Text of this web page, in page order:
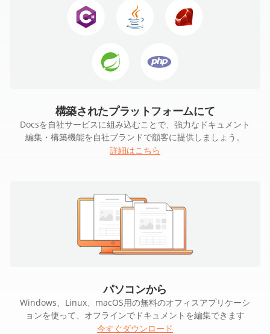
構築されたプラットフォームにて
Docsを自社サービスに組み込むことで、強力なドキュメント
編集・構築機能を自社ブランドで顧客に提供しましょう。
詳細はこちら
パソコンから
Windows、Linux、macOS用の無料のオフィスアプリケーシ
ョンを使って、オフラインでドキュメントを編集できます
今すぐダウンロード